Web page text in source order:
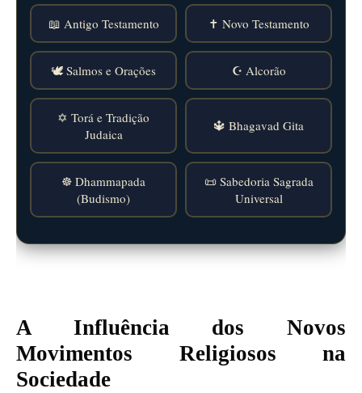
📖 Antigo Testamento ✝️ Novo Testamento
🕊️ Salmos e Orações ☪️ Alcorão
✡️ Torá e Tradição
Judaica
🔱 Bhagavad Gita
☸️ Dhammapada
(Budismo)
📜 Sabedoria Sagrada
Universal
A Influência dos Novos
Movimentos Religiosos na
Sociedade